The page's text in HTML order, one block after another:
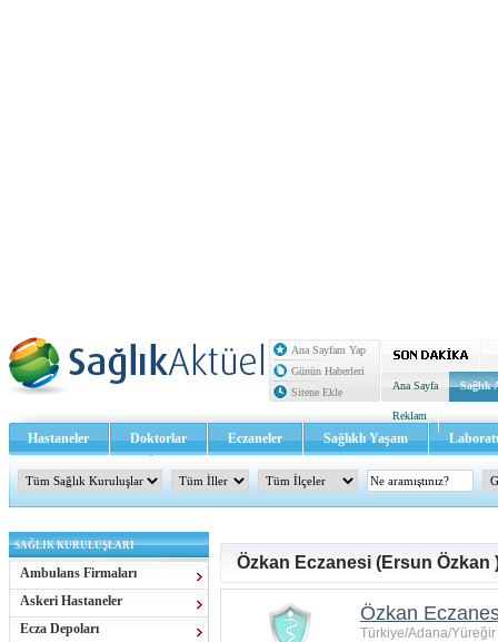
Ana Sayfam Yap
Günün Haberleri
Sitene Ekle
Ana Sayfa Sağlık
Reklam
Hastaneler Doktorlar Eczaneler Sağlıklı Yaşam
Sağlık TV - Video İletişim
SAĞLIK KURULUŞLARI
Ambulans Firmaları
Askeri Hastaneler
Ecza Depoları
Özkan Eczanesi (Ersun Özkan
Özkan
Türkiye/Adana/Yüreğir